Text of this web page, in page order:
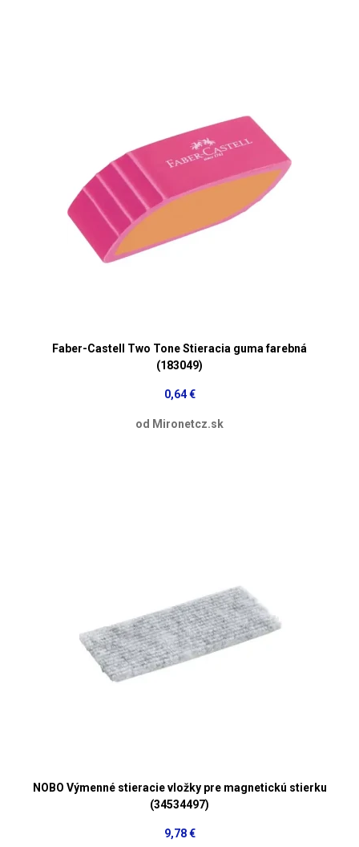
Faber-Castell Two Tone Stieracia guma farebná
(183049)
0,64 €
od Mironetcz.sk
NOBO Výmenné stieracie vložky pre magnetickú stierku
(34534497)
9,78 €